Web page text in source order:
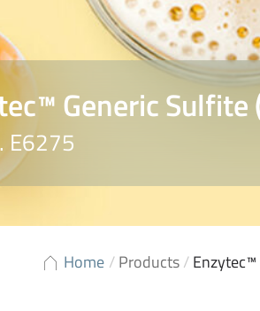
Generic Sulfite
E6275
Home /Products/Enzytec™